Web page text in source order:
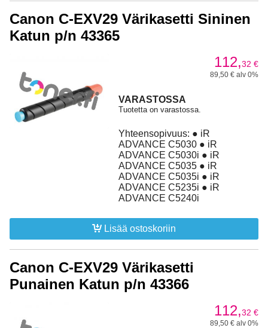
Canon C-EXV29 Värikasetti Sininen
Katun p/n 43365
112,32 €
89,50 € alv 0%
VARASTOSSA
Tuotetta on varastossa.
Yhteensopivuus: ● iR
ADVANCE C5030 ● iR
ADVANCE C5030i ● iR
ADVANCE C5035 ● iR
ADVANCE C5035i ● iR
ADVANCE C5235i ● iR
ADVANCE C5240i
Lisää ostoskoriin
Canon C-EXV29 Värikasetti
Punainen Katun p/n 43366
112,32 €
89,50 € alv 0%